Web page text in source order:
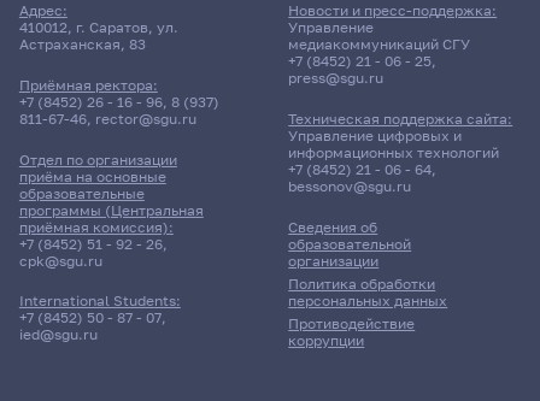
Адрес:
410012, г. Саратов, ул.
Астраханская, 83
Приёмная ректора:
+7 (8452) 26 - 16 - 96, 8 (937)
811-67-46, rector@sgu.ru
Отдел по организации
приёма на основные
образовательные
программы (Центральная
приёмная комиссия):
+7 (8452) 51 - 92 - 26,
cpk@sgu.ru
International Students:
+7 (8452) 50 - 87 - 07,
ied@sgu.ru
Сведения об
образовательной
организации
Политика обработки
персональных данных
Противодействие
коррупции
Новости и пресс-поддержка:
Управление
медиакоммуникаций СГУ
+7 (8452) 21 - 06 - 25,
press@sgu.ru
Техническая поддержка сайта:
Управление цифровых и
информационных технологий
+7 (8452) 21 - 06 - 64,
bessonov@sgu.ru